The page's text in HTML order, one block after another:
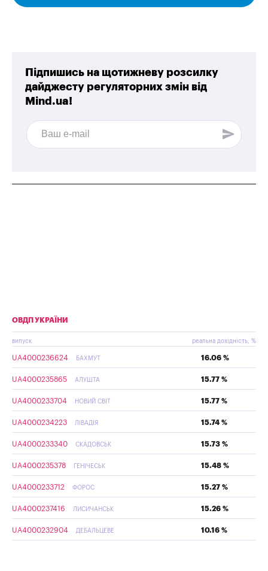
Підпишись на щотижневу розсилку
дайджесту регуляторних змін від
Mind.ua!
ОВДП УКРАЇНИ
випуск реальна дохідність, %
UA4000236624 БАХМУТ 16.06 %
UA4000235865 АЛУШТА 15.77 %
UA4000233704 НОВИЙ СВІТ 15.77 %
UA4000234223 ЛІВАДІЯ 15.74 %
UA4000233340 СКАДОВСЬК 15.73 %
UA4000235378 ГЕНІЧЕСЬК 15.48 %
UA4000233712 ФОРОС 15.27 %
UA4000237416 ЛИСИЧАНСЬК 15.26 %
UA4000232904 ДЕБАЛЬЦЕВЕ 10.16 %